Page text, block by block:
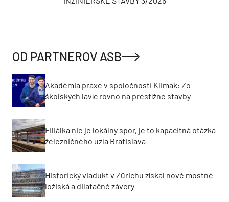
OD PARTNEROV ASB
Akadémia praxe v spoločnosti Klimak: Zo
školských lavíc rovno na prestížne stavby
Filiálka nie je lokálny spor, je to kapacitná otázka
železničného uzla Bratislava
Historický viadukt v Zürichu získal nové mostné
ložiská a dilatačné závery